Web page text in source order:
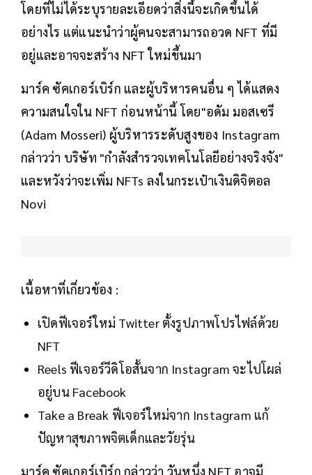
โดยที่ไม่ได้ระบุรายละเอียดว่าสิ่งนี้จะเกิดขึ้นได้
อย่างไร แต่แนะนำว่าผู้คนจะสามารถอวด NFT ที่มี
อยู่และอาจจะสร้าง NFT ใหม่ขึ้นมา
มาร์ค ซัคเกอร์เบิร์ก และผู้บริหารคนอื่น ๆ ได้แสดง
ความสนใจใน NFT ก่อนหน้านี้ โดย"อดัม มอสเซรี
(Adam Mosseri) ผู้บริหารระดับสูงของ Instagram
กล่าวว่า บริษัท "กำลังสำรวจเทคโนโลยีอย่างจริงจัง"
และหวังว่าจะเพิ่ม NFTs ลงในกระเป๋าเงินดิจิตอล
Novi
เนื้อหาที่เกี่ยวข้อง :
เปิดฟีเจอร์ใหม่ Twitter ตั้งรูปภาพโปรไฟล์ด้วย
NFT
Reels ฟีเจอร์วีดิโอสั้นจาก Instagram จะไปโผล่
อยู่บน Facebook
Take a Break ฟีเจอร์ใหม่จาก Instagram แก้
ปัญหาสุขภาพจิตเด็กและวัยรุ่น
มาร์ค ซัคเกอร์เบิร์ก กล่าวว่า วันหนึ่ง NFT อาจมี